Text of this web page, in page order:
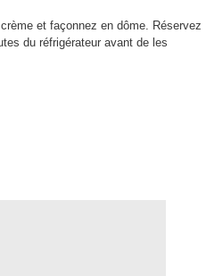
et façonnez en dôme. Réservez
du réfrigérateur avant de les